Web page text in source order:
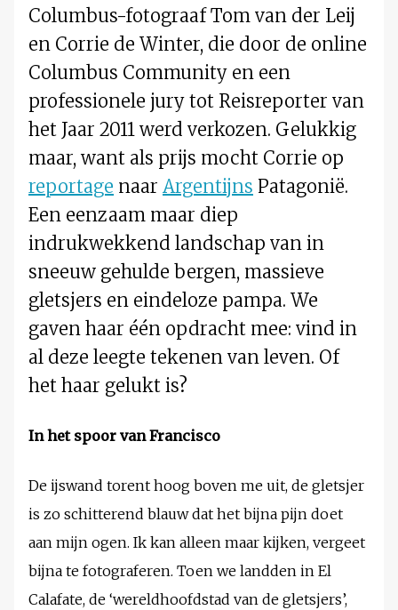
Columbus-fotograaf Tom van der Leij
en Corrie de Winter, die door de online
Columbus Community en een
professionele jury tot Reisreporter van
het Jaar 2011 werd verkozen. Gelukkig
maar, want als prijs mocht Corrie op
reportage naar Argentijns Patagonië.
Een eenzaam maar diep
indrukwekkend landschap van in
sneeuw gehulde bergen, massieve
gletsjers en eindeloze pampa. We
gaven haar één opdracht mee: vind in
al deze leegte tekenen van leven. Of
het haar gelukt is?
In het spoor van Francisco
De ijswand torent hoog boven me uit, de gletsjer
is zo schitterend blauw dat het bijna pijn doet
aan mijn ogen. Ik kan alleen maar kijken, vergeet
bijna te fotograferen. Toen we landden in El
Calafate, de ‘wereldhoofdstad van de gletsjers’,